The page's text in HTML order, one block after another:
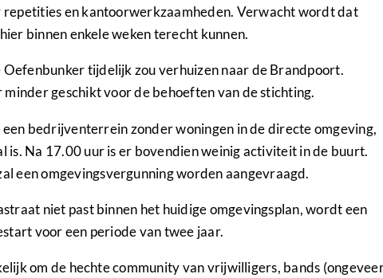
en kantoorwerkzaamheden. Verwacht wordt dat
binnen enkele weken terecht kunnen.
tijdelijk zou verhuizen naar de Brandpoort.
geschikt voor de behoeften van de stichting.
bedrijventerrein zonder woningen in de directe omgeving,
is. Na 17.00 uur is er bovendien weinig activiteit in de buurt.
een omgevingsvergunning worden aangevraagd.
niet past binnen het huidige omgevingsplan, wordt een
voor een periode van twee jaar.
om de hechte community van vrijwilligers, bands